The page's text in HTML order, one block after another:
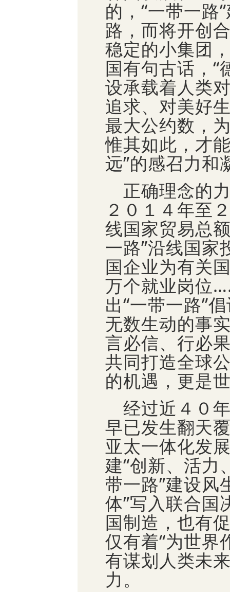
的，“一带一路
路，而将开创
稳定的小集团
国有句古话，“
设承载着人类
追求、对美好
最大公约数，
惟其如此，才
远”的感召力和
正确理念的
２０１４年至
线国家贸易总
一路”沿线国家
国企业为有关
万个就业岗位
出“一带一路”
无数生动的事
言必信、行必
共同打造全球
的机遇，更是
经过近４０
早已发生翻天
亚太一体化发
建“创新、活力
带一路”建设风
体”写入联合
国制造，也有
仅有着“为世界
有谋划人类未
力。